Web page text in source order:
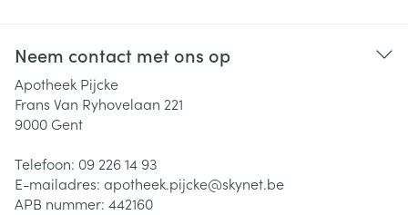
Neem contact met ons op
Apotheek Pijcke
Frans Van Ryhovelaan 221
9000 Gent
Telefoon: 09 226 14 93
E-mailadres: apotheek.pijcke@skynet.be
APB nummer: 442160